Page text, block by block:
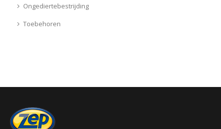
Ongediertebestrijding
Toebehoren